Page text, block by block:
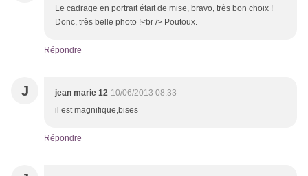
Le cadrage en portrait était de mise, bravo, très bon choix !
Donc, très belle photo !<br /> Poutoux.
Répondre
J jean marie 12 10/06/2013 08:33
il est magnifique,bises
Répondre